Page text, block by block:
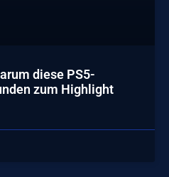
diese PS5-
zum Highlight